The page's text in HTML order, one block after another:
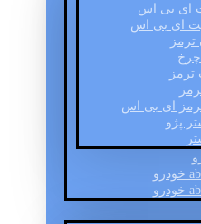
ای بی اس
ای بی اس
ای بی اس
پژو